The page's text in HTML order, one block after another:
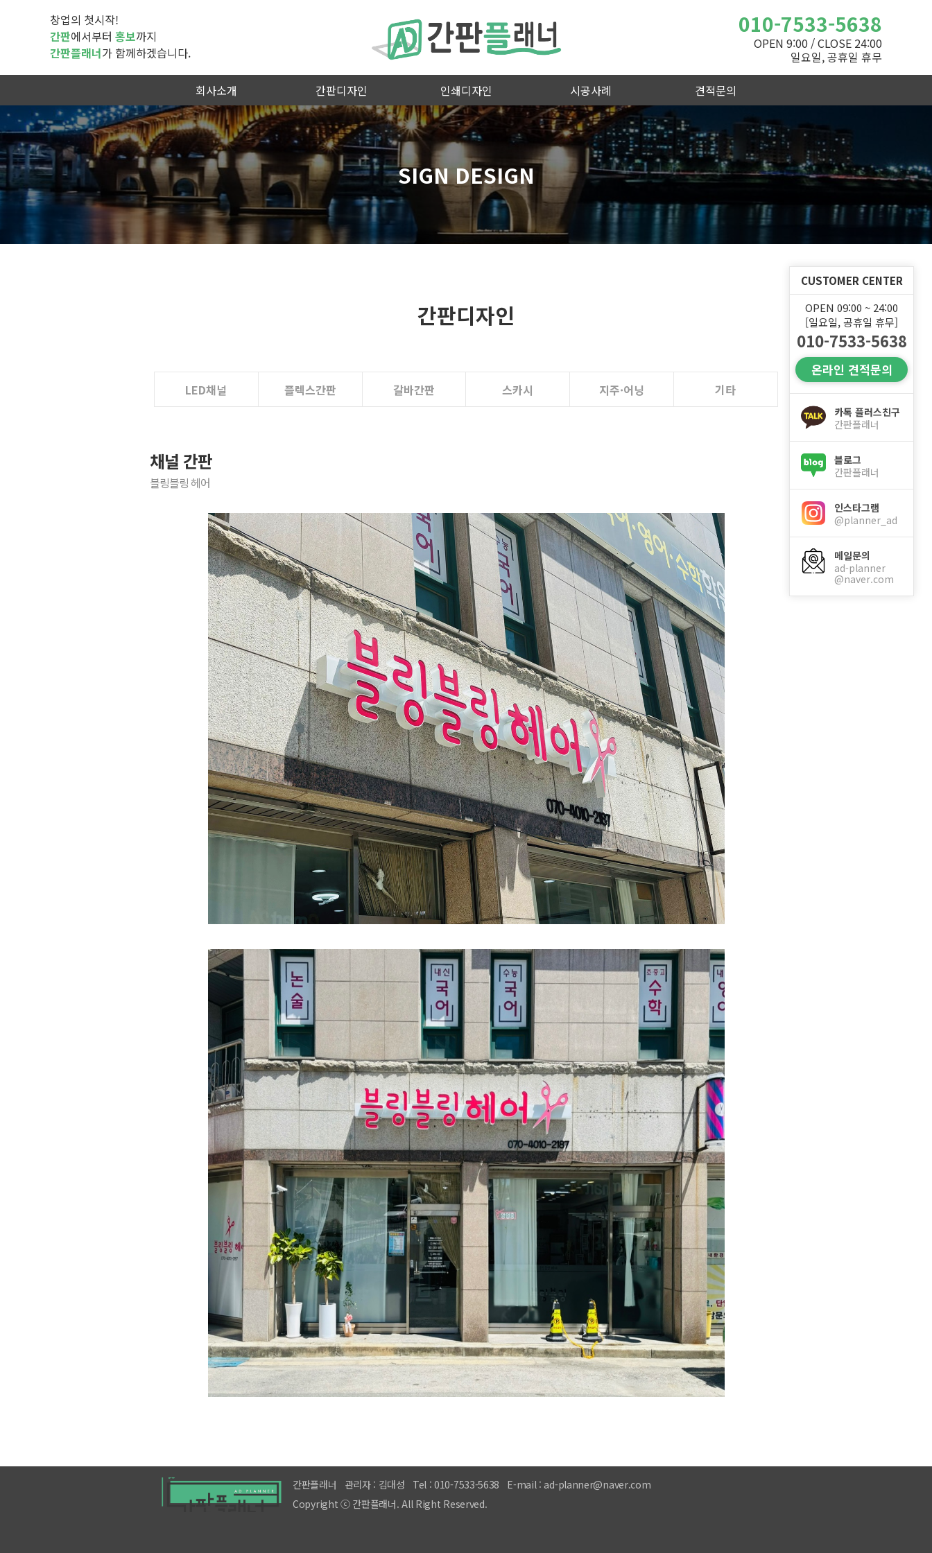
010-7533-5638
OPEN 9:00 / CLOSE 24:00
일요일, 공휴일 휴무
창업의 첫시작!
간판에서부터 홍보까지
간판플래너가 함께하겠습니다.
회사소개 간판디자인 인쇄디자인 시공사례 견적문의
CUSTOMER CENTER
OPEN 09:00 ~ 24:00
[일요일, 공휴일 휴무]
010-7533-5638
온라인 견적문의
카톡 플러스친구
간판플래너
블로그
간판플래너
인스타그램
@planner_ad
메일문의
ad-planner
@naver.com
간판디자인
LED채널 플렉스간판 갈바간판 스카시 지주·어닝 기타
채널 간판
블링블링 헤어
간판플래너 관리자 : 김대성 Tel : 010-7533-5638
E-mail : ad-planner@naver.com
Copyright ⓒ 간판플래너. All Right Reserved.